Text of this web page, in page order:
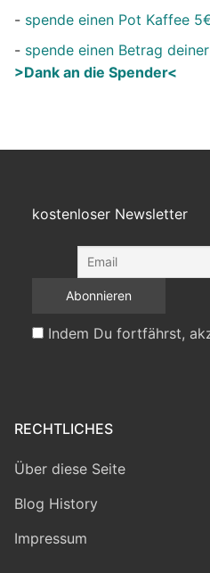
- spende einen Pot Kaffee
- spende einen Betrag
>Dank an die Spender<
kostenloser Newsletter
Indem Du fortfährst,
RECHTLICHES
Über diese Seite
Blog History
Impressum